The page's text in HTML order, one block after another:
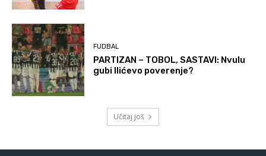
FUDBAL
PARTIZAN – TOBOL, SASTAVI: Nvulu
gubi Ilićevo poverenje?
Učitaj još